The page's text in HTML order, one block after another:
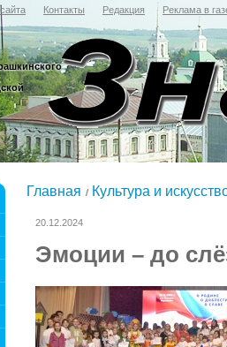
Контакты Редакция Реклама в
Главная Культура и
20.12.2024
Эмоции – до